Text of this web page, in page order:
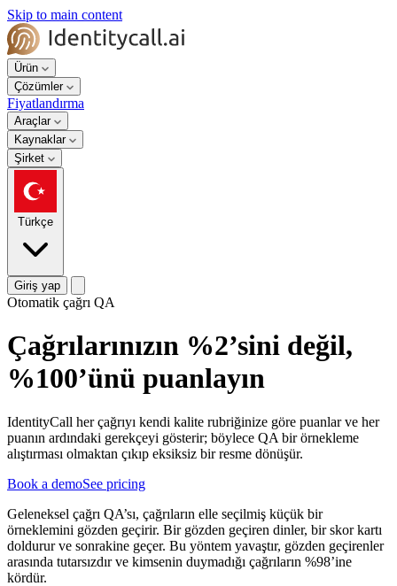
Skip to main content
Ürün
Çözümler
Fiyatlandırma
Araçlar
Kaynaklar
Şirket
Türkçe
Giriş yap
Otomatik çağrı QA
Çağrılarınızın %2’sini değil,
%100’ünü puanlayın
IdentityCall her çağrıyı kendi kalite rubriğinize göre puanlar ve her
puanın ardındaki gerekçeyi gösterir; böylece QA bir örnekleme
alıştırması olmaktan çıkıp eksiksiz bir resme dönüşür.
Book a demoSee pricing
Geleneksel çağrı QA’sı, çağrıların elle seçilmiş küçük bir
örneklemini gözden geçirir. Bir gözden geçiren dinler, bir skor kartı
doldurur ve sonrakine geçer. Bu yöntem yavaştır, gözden geçirenler
arasında tutarsızdır ve kimsenin duymadığı çağrıların %98’ine
kördür.